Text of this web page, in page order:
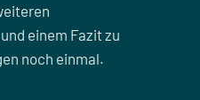
einem Fazit zu
noch einmal.